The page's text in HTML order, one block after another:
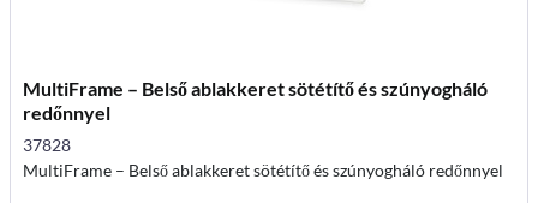
MultiFrame – Belső ablakkeret sötétítő és szúnyogháló
redőnnyel
37828
MultiFrame – Belső ablakkeret sötétítő és szúnyogháló redőnnyel